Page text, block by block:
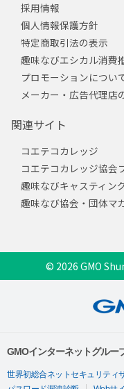
採用情報
個人情報保護方針
特定商取引法の表示
趣味なびエシカル消費
プロモーションについ
メーカー・広告代理店
関連サイト
コエテコカレッジ
コエテコカレッジ協会
趣味なびキャスティン
趣味なび協会・団体マ
© 2026 GMO